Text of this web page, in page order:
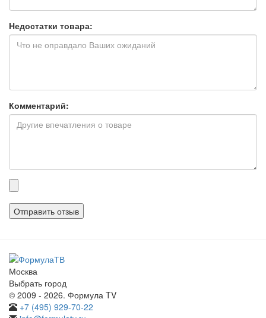
Недостатки товара:
Комментарий:
Прикрепленные
файлы
Москва
Выбрать город
© 2009 - 2026. Формула TV
+7 (495) 929-70-22